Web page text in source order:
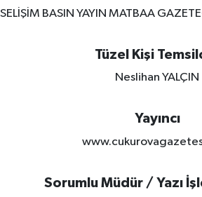
BASIN YAYIN MATBAA
Tüzel Kişi
Neslihan YALÇIN
Yayıncı
Sorumlu Müdür / Yazı